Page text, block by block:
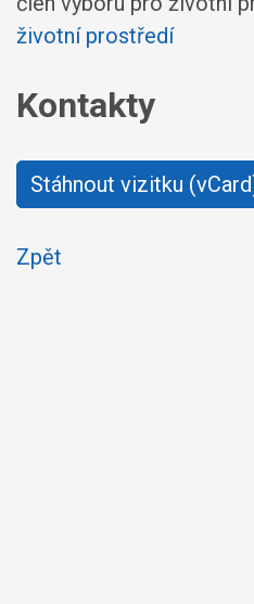
životní prostředí
Kontakty
Stáhnout vizitku
Zpět